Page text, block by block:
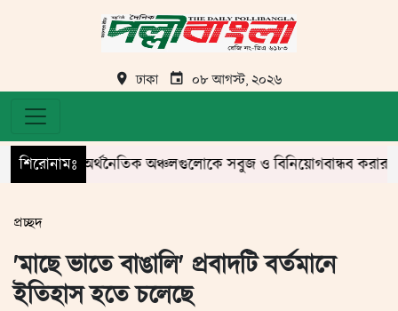
ঢাকা ০৮ আগস্ট, ২০২৬
শিরোনামঃ
অর্থনৈতিক অঞ্চলগুলোকে সবুজ ও বিনিয়োগবান্ধব করার নির্দেশ
প্রচ্ছদ
'মাছে ভাতে বাঙালি' প্রবাদটি বর্তমানে
ইতিহাস হতে চলেছে